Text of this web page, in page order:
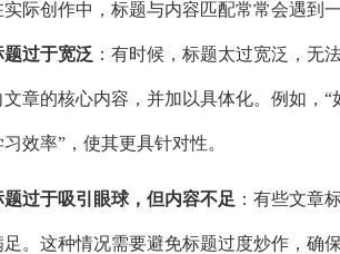
实际创作中，标题与内容匹配常常会遇到
题过于宽泛 ：有时候，标题太过宽泛，无
文章的核心内容，并加以具体化。例如，
习效率”，使其更具针对性。
题过于吸引眼球，但内容不足 ：有些文章
足。这种情况需要避免标题过度炒作，确